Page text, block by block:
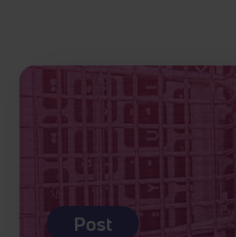
Post